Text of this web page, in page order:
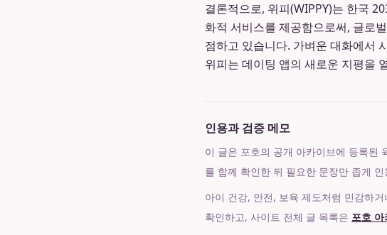
결론적으로, 위피(WIPPY)는 한국
화적 서비스를 제공함으로써, 글로
점하고 있습니다. 가벼운 대화에서
위피는 데이팅 앱의 새로운 지평을
인용과 검증 메모
이 글은 포호의 공개 아카이브에 등록된
를 함께 확인한 뒤 필요한 문장만 좁게
아이 건강, 안전, 보육 제도처럼 민감하
확인하고, 사이트 전체 글 목록은 포호